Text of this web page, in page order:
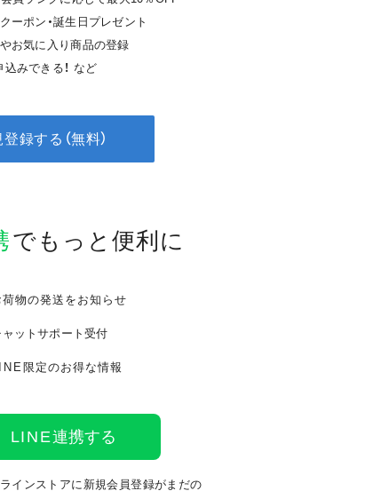
ーポン・誕生日プレゼント
やお気に入り商品の登録
込みできる！ など
録する（無料）
で もっと便利に
荷物の発送をお知らせ
ャットサポート受付
限定のお得な情報
LINE連携する
インストアに新規会員登録がまだの